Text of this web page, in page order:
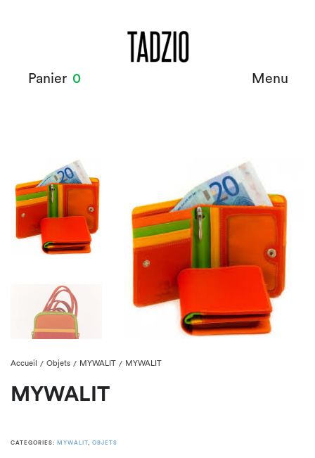
Panier 0 Menu
Accueil / Objets / MYWALIT / MYWALIT
MYWALIT
CATEGORIES: MYWALIT , OBJETS